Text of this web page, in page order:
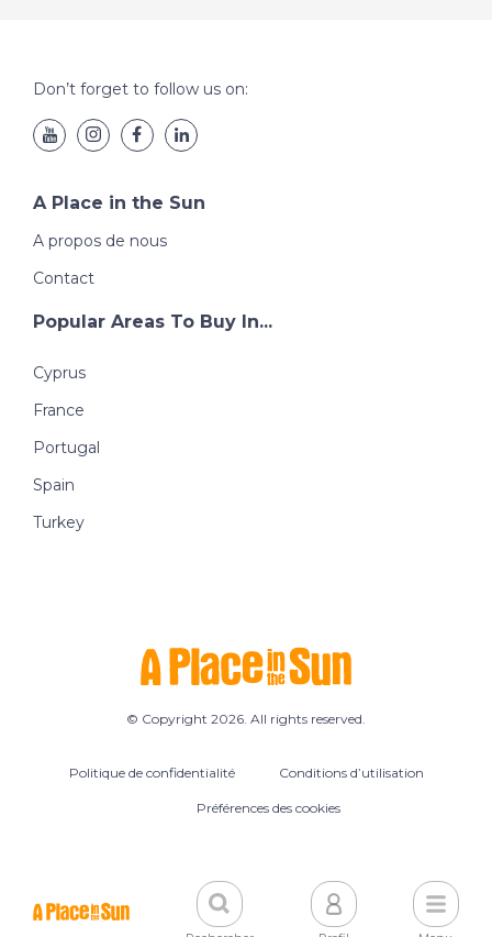
Don’t forget to follow us on:
A Place in the Sun
A propos de nous
Contact
Popular Areas To Buy In...
Cyprus
France
Portugal
Spain
Turkey
© Copyright 2026. All rights reserved.
Politique de confidentialité Conditions d’utilisation
Préférences des cookies